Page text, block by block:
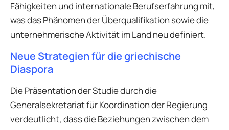
Fähigkeiten und internationale Berufserfahrung mit,
was das Phänomen der Überqualifikation sowie die
unternehmerische Aktivität im Land neu definiert.
Neue Strategien für die griechische
Diaspora
Die Präsentation der Studie durch die
Generalsekretariat für Koordination der Regierung
verdeutlicht, dass die Beziehungen zwischen dem